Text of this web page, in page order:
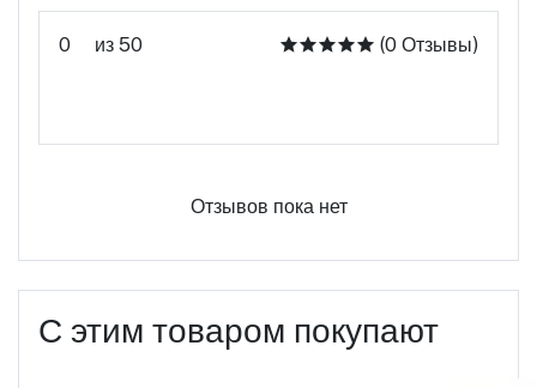
0 из 50 (0 Отзывы)
Отзывов пока нет
С этим товаром покупают